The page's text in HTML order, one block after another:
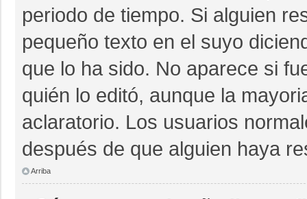
periodo de tiempo. Si alguien
pequeño texto en el suyo
que lo ha sido. No aparece si
quién lo editó, aunque la
aclaratorio. Los usuarios
después de que alguien haya
Arriba